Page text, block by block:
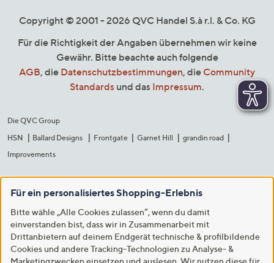
Copyright © 2001 - 2026 QVC Handel S.à r.l. & Co. KG
Für die Richtigkeit der Angaben übernehmen wir keine
Gewähr. Bitte beachte auch folgende
AGB, die Datenschutzbestimmungen, die Community
Standards und das Impressum.
Die QVC Group
HSN
Ballard Designs Frontgate Garnet Hill
grandin road
Improvements
Für ein personalisiertes Shopping-Erlebnis
Bitte wähle „Alle Cookies zulassen“, wenn du damit
einverstanden bist, dass wir in Zusammenarbeit mit
Drittanbietern auf deinem Endgerät technische & profilbildende
Cookies und andere Tracking-Technologien zu Analyse- &
Marketingzwecken einsetzen und auslesen. Wir nutzen diese für